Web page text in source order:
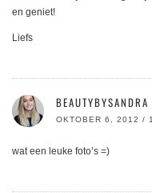
en geniet!
Liefs
BEAUTYBYSANDRA
OKTOBER 6, 2012 /
wat een leuke foto’s =)